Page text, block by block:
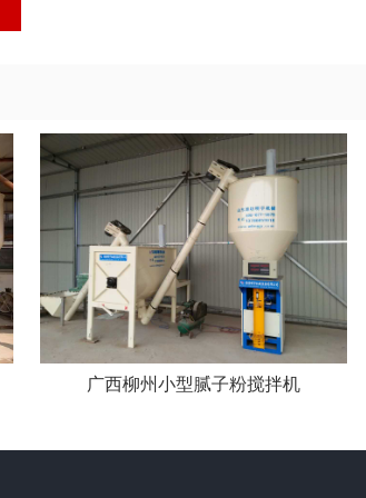
广西柳州小型腻子粉搅拌机